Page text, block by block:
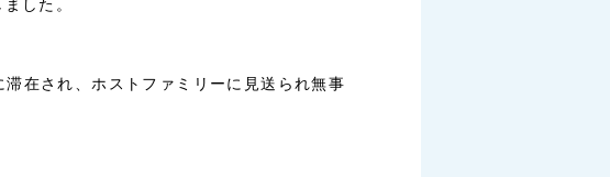
した。
在され、ホストファミリーに見送られ無事